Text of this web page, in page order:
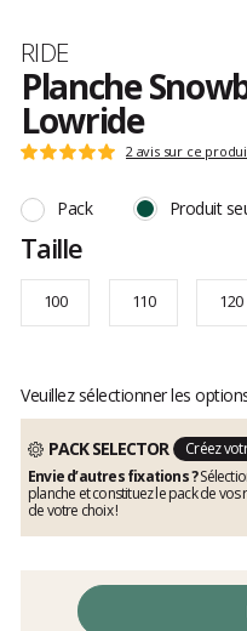
Marque
RIDE
Planche
Lowride
Les
clients
Note
5
sur
5
2 avis sur ce
Pack Produit
Taille
100 110 120
Veuillez sélectionner les
PACK SELECTOR
Créez
Envie d’autres fixations ?
planche et constituez le pack de vos
de votre choix !